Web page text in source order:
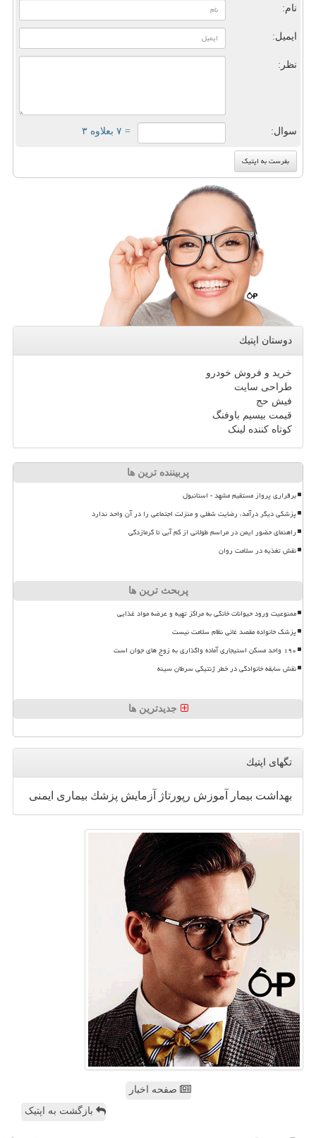
نام:
ایمیل:
نظر:
سوال: = ۷ بعلاوه ۳
دوستان اپتیك
خرید و فروش خودرو
طراحی سایت
فیش حج
قیمت بیسیم باوفنگ
کوتاه کننده لینک
پربیننده ترین ها
برقراری پرواز مستقیم مشهد - استانبول
پزشکی دیگر درآمد، رضایت شغلی و منزلت اجتماعی را در آن واحد ندارد
راهنمای حضور ایمن در مراسم طولانی از کم آبی تا گرمازدگی
نقش تغذیه در سلامت روان
پربحث ترین ها
ممنوعیت ورود حیوانات خانگی به مراکز تهیه و عرضه مواد غذایی
پزشک خانواده مقصد غائی نظام سلامت نیست
۱۹۰ واحد مسکن استیجاری آماده واگذاری به زوج های جوان است
نقش سابقه خانوادگی در خطر ژنتیکی سرطان سینه
جدیدترین ها
تگهای اپتیك
بهداشت بیمار آموزش رپورتاژ آزمایش پزشك بیماری ایمنی
صفحه اخبار
بازگشت به اپتیک